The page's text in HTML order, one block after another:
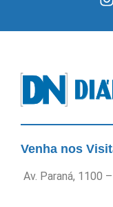
Venha nos
Av. Paraná, 1100